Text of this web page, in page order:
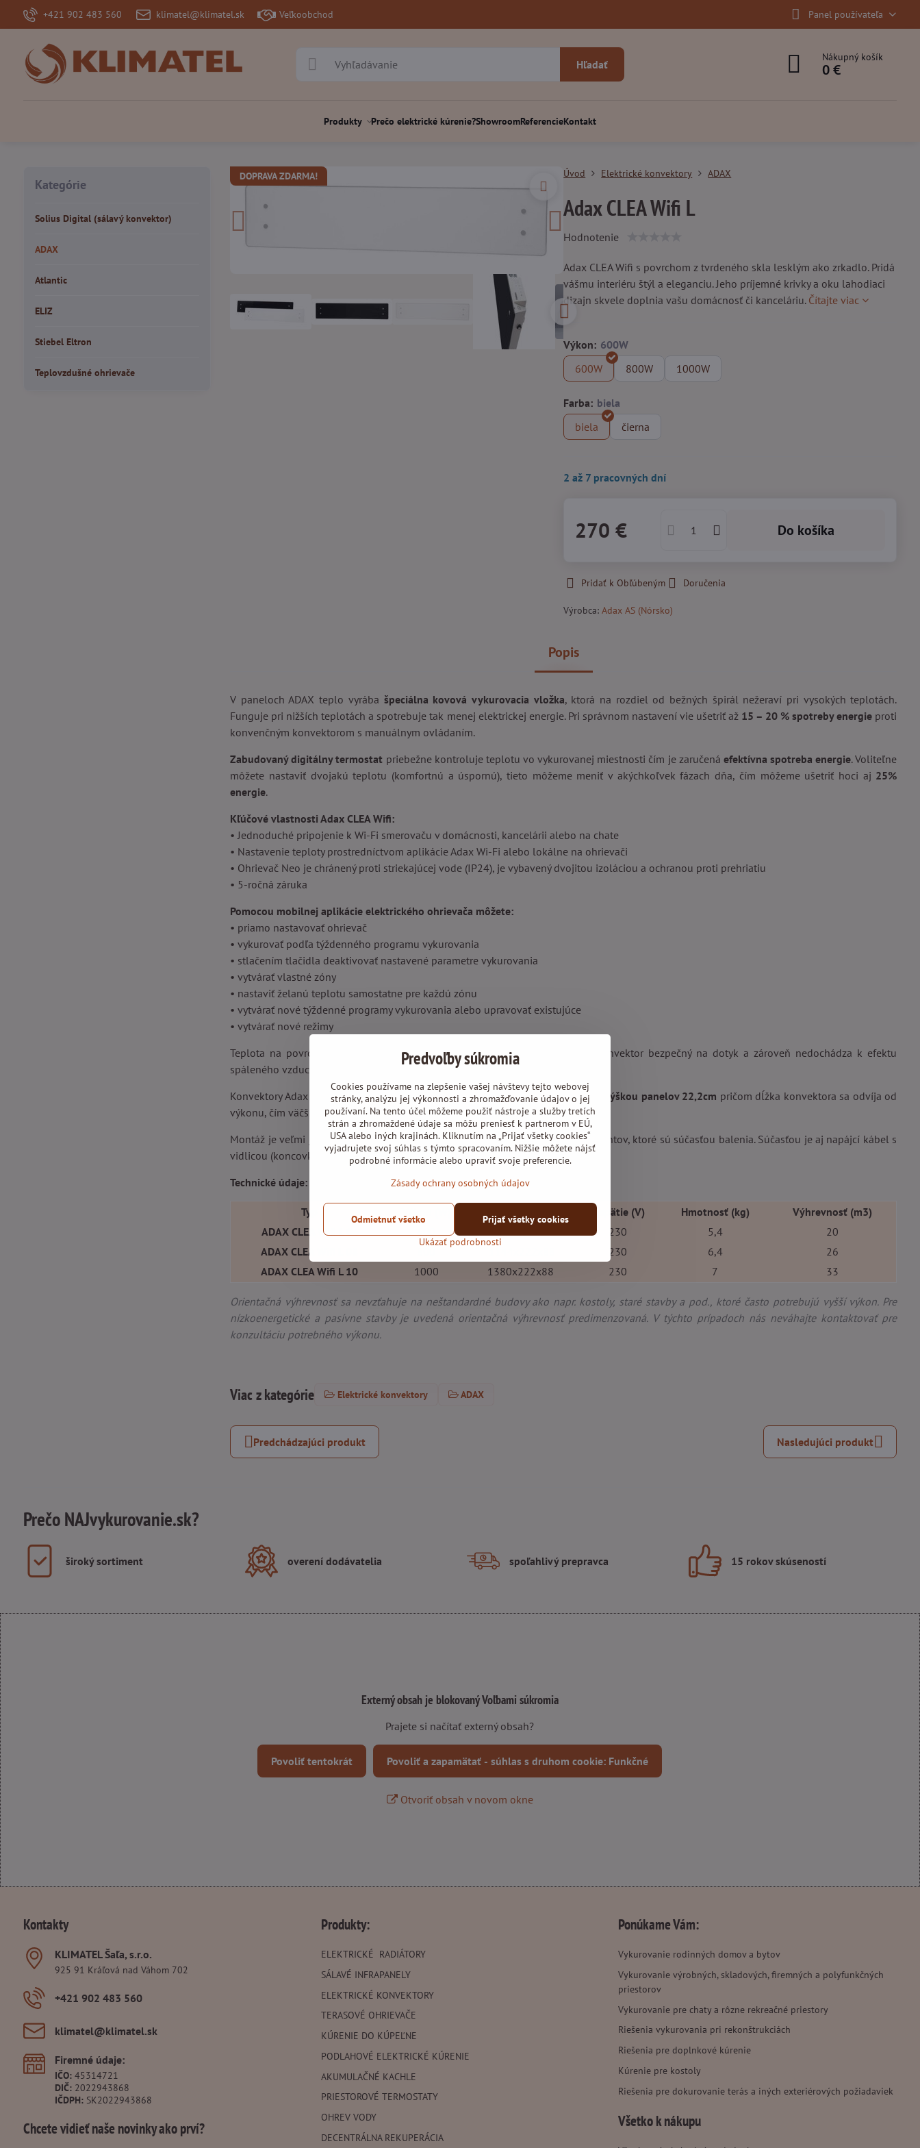
+421 902 483 560 klimatel@klimatel.sk Veľkoobchod Panel používateľa
Hľadať
Nákupný košík
0 €
Produkty Prečo elektrické kúrenie?ShowroomReferencieKontakt
DOPRAVA ZDARMA! Úvod Elektrické konvektory ADAX
Adax CLEA Wifi L
Hodnotenie
Adax CLEA Wifi s povrchom z tvrdeného skla lesklým ako zrkadlo. Pridá
vášmu interiéru štýl a eleganciu. Jeho príjemné krivky a oku lahodiaci
dizajn skvele doplnia vašu domácnosť či kanceláriu. Čítajte viac
Výkon:
600W
800W 1000W
Farba:
biela
čierna
2 až 7 pracovných dní
270 € Do košíka
Pridať k Obľúbeným Doručenia
Výrobca:Adax AS (Nórsko)
Popis
V paneloch ADAX teplo vyrába špeciálna kovová vykurovacia vložka, ktorá na rozdiel od bežných špirál nežeraví pri vysokých teplotách.
Funguje pri nižších teplotách a spotrebuje tak menej elektrickej energie. Pri správnom nastavení vie ušetriť až 15 – 20 % spotreby energie proti
konvenčným konvektorom s manuálnym ovládaním.
Zabudovaný digitálny termostat priebežne kontroluje teplotu vo vykurovanej miestnosti čím je zaručená efektívna spotreba energie. Voliteľne
môžete nastaviť dvojakú teplotu (komfortnú a úspornú), tieto môžeme meniť v akýchkoľvek fázach dňa, čím môžeme ušetriť hoci aj 25%
energie.
Kľúčové vlastnosti Adax CLEA Wifi:
• Jednoduché pripojenie k Wi-Fi smerovaču v domácnosti, kancelárii alebo na chate
• Nastavenie teploty prostredníctvom aplikácie Adax Wi-Fi alebo lokálne na ohrievači
• Ohrievač Neo je chránený proti striekajúcej vode (IP24), je vybavený dvojitou izoláciou a ochranou proti prehriatiu
• 5-ročná záruka
Pomocou mobilnej aplikácie elektrického ohrievača môžete:
• priamo nastavovať ohrievač
• vykurovať podľa týždenného programu vykurovania
• stlačením tlačidla deaktivovať nastavené parametre vykurovania
• vytvárať vlastné zóny
• nastaviť želanú teplotu samostatne pre každú zónu
• vytvárať nové týždenné programy vykurovania alebo upravovať existujúce
• vytvárať nové režimy
Teplota na povrchu telesa konvektora dosahuje teplotulen 60 °C,
čím je konvektor bezpečný na dotyk a zároveň nedochádza k efektu
spáleného vzduchu, oproti konvektorom so žeraviacou špirálou.
Konvektory Adax CLEA Wifi L sú k dispozícii vbielej a čiernej farbesjednotnou výškou panelov 22,2cm pričom dĺžka konvektora sa odvíja od
výkonu, čím väčší výkon konvektora tým dlhší rozmer telesa konvektora.
Montáž je veľmi jednoduchá a prebieha uchytením na stenu pomocou komponentov, ktoré sú súčasťou balenia. Súčasťou je aj napájcí kábel s
vidlicou (koncovka do zásuvky).
Technické údaje:
Typ Napätie (V) Hmotnosť (kg)
Výhrevnosť (m3)
ADAX CLEA Wifi L 06
600 230 5,4
20
ADAX CLEA Wifi L 08
230 6,4
26
ADAX CLEA Wifi L 10
1000 1380x222x88 230 7 33
Orientačná výhrevnosť sa nevzťahuje na neštandardné budovy ako napr. kostoly, staré stavby a pod., ktoré často potrebujú vyšší výkon. Pre
nízkoenergetické a pasívne stavby je uvedená orientačná výhrevnosť predimenzovaná. V týchto prípadoch nás neváhajte kontaktovať pre
konzultáciu potrebného výkonu.
Viac z kategórie Elektrické konvektory ADAX
Predchádzajúci produkt Nasledujúci produkt
Kategórie
Solius Digital (sálavý konvektor)
ADAX
Atlantic
ELIZ
Stiebel Eltron
Teplovzdušné ohrievače
Prečo NAJvykurovanie.sk?
široký sortiment overení dodávatelia spoľahlivý prepravca 15 rokov skúseností
Externý obsah je blokovaný Voľbami súkromia
Prajete si načítať externý obsah?
Povoliť tentokrát Povoliť a zapamätať - súhlas s druhom cookie: Funkčné
Otvoriť obsah v novom okne
Kontakty
KLIMATEL Šaľa, s​.r​.o​.
925 91 Kráľová nad Váhom 702
+421 902 483 560
klimatel​@klimatel​.sk
Firemné údaje:
IČO:45314721
DIČ:2022943868
IČDPH:SK2022943868
Chcete vidieť naše novinky ako prví?
Produkty:
ELEKTRICKÉ RADIÁTORY
SÁLAVÉ INFRAPANELY
ELEKTRICKÉ KONVEKTORY
TERASOVÉ OHRIEVAČE
KÚRENIE DO KÚPEĽNE
PODLAHOVÉ ELEKTRICKÉ KÚRENIE
AKUMULAČNÉ KACHLE
PRIESTOROVÉ TERMOSTATY
OHREV VODY
DECENTRÁLNA REKUPERÁCIA
Ponúkame Vám:
Vykurovanie rodinných domov a bytov
Vykurovanie výrobných, skladových, firemných a polyfunkčných
priestorov
Vykurovanie pre chaty a rôzne rekreačné priestory
Riešenia vykurovania pri rekonštrukciách
Riešenia pre doplnkové kúrenie
Kúrenie pre kostoly
Riešenia pre dokurovanie terás a iných exteriérových požiadaviek
Všetko k nákupu
Predvoľby súkromia
Cookies používame na zlepšenie vašej návštevy tejto webovej
stránky, analýzu jej výkonnosti a zhromažďovanie údajov o jej
používaní. Na tento účel môžeme použiť nástroje a služby tretích
strán a zhromaždené údaje sa môžu preniesť k partnerom v EÚ,
USA alebo iných krajinách. Kliknutím na „Prijať všetky cookies“
vyjadrujete svoj súhlas s týmto spracovaním. Nižšie môžete nájsť
podrobné informácie alebo upraviť svoje preferencie.
Zásady ochrany osobných údajov
Ukázať podrobnosti
Prijať všetky cookies
Odmietnuť všetko